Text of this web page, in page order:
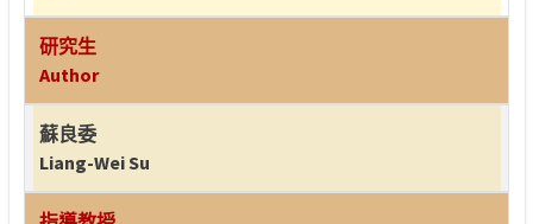
研究生
Author
蘇良委
Liang-Wei Su